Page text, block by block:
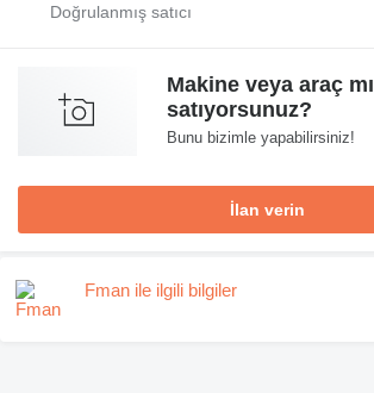
Makine veya araç mı
satıyorsunuz?
Bunu bizimle yapabilirsiniz!
İlan verin
Fman ile ilgili bilgiler